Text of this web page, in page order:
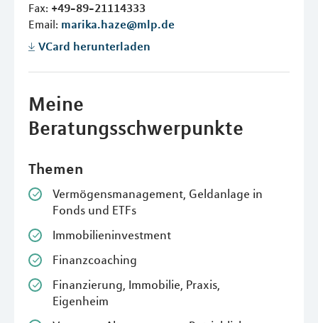
Fax: +49-89-21114333
Email: marika.haze@mlp.de
VCard herunterladen
Meine
Beratungsschwerpunkte
Themen
Vermögensmanagement, Geldanlage in
Fonds und ETFs
Immobilieninvestment
Finanzcoaching
Finanzierung, Immobilie, Praxis,
Eigenheim